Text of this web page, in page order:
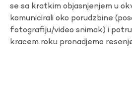
se sa kratkim objasnjenjem u
komunicirali oko porudzbine
fotografiju/video snimak) i
kracem roku pronadjemo